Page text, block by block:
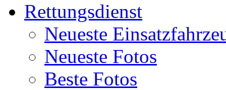
Rettungsdienst
Neueste
Neueste Fotos
Beste Fotos